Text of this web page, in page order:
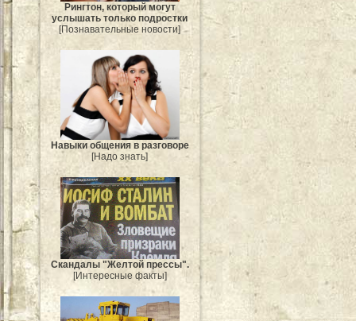
Рингтон, который могут
услышать только подростки
[Познавательные новости]
Навыки общения в разговоре
[Надо знать]
Скандалы "Желтой прессы".
[Интересные факты]